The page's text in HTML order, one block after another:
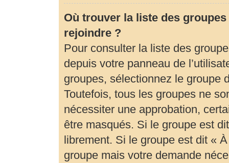
Où trouver la liste des
rejoindre ?
Pour consulter la liste des
depuis votre panneau de
groupes, sélectionnez le groupe
Toutefois, tous les groupes ne
nécessiter une approbation,
être masqués. Si le groupe est
librement. Si le groupe est dit «
groupe mais votre demande